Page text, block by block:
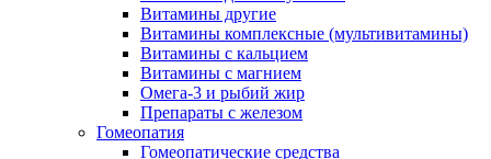
Витамины другие
Витамины комплексные (мультивитамины)
Витамины с кальцием
Витамины с магнием
Омега-3 и рыбий жир
Препараты с железом
Гомеопатия
Гомеопатические средства